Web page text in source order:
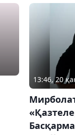
13:46, 20